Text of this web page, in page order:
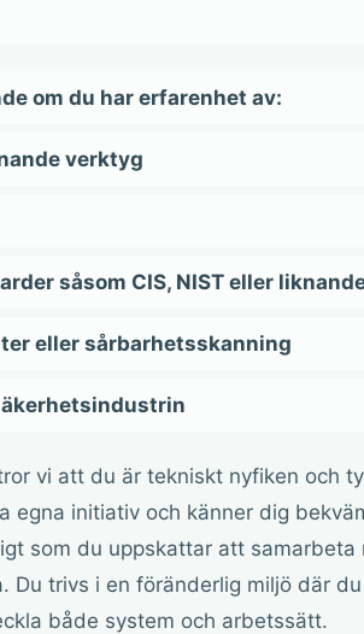
om du har erfarenhet av:
verktyg
såsom CIS, NIST eller
eller sårbarhetsskanning
vi att du är tekniskt nyfiken och
egna initiativ och känner dig
som du uppskattar att
Du trivs i en föränderlig miljö där
både system och arbetssätt.